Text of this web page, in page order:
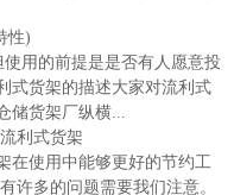
性)
用的前提是是否有人愿意投
式货架的描述大家对流利式
储货架厂纵横...
利式货架
在使用中能够更好的节约工
许多的问题需要我们注意。